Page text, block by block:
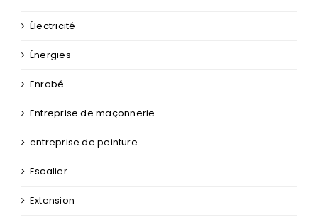
Électricité
Énergies
Enrobé
Entreprise de maçonnerie
entreprise de peinture
Escalier
Extension